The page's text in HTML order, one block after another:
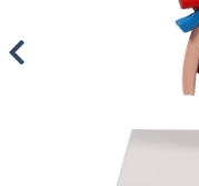
Previous